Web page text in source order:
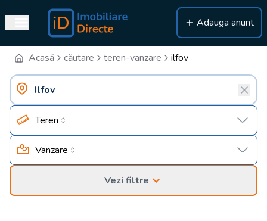
Adauga anunt
Acasă căutare teren-vanzare ilfov
Teren
Vanzare
Vezi filtre